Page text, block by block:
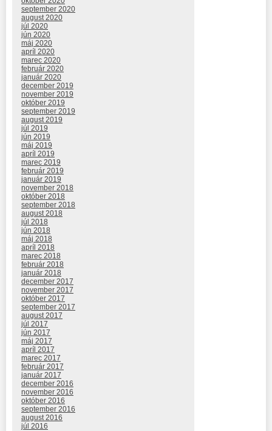
september 2020
august 2020
júl 2020
jún 2020
máj 2020
apríl 2020
marec 2020
február 2020
január 2020
december 2019
november 2019
október 2019
september 2019
august 2019
júl 2019
jún 2019
máj 2019
apríl 2019
marec 2019
február 2019
január 2019
november 2018
október 2018
september 2018
august 2018
júl 2018
jún 2018
máj 2018
apríl 2018
marec 2018
február 2018
január 2018
december 2017
november 2017
október 2017
september 2017
august 2017
júl 2017
jún 2017
máj 2017
apríl 2017
marec 2017
február 2017
január 2017
december 2016
november 2016
október 2016
september 2016
august 2016
júl 2016